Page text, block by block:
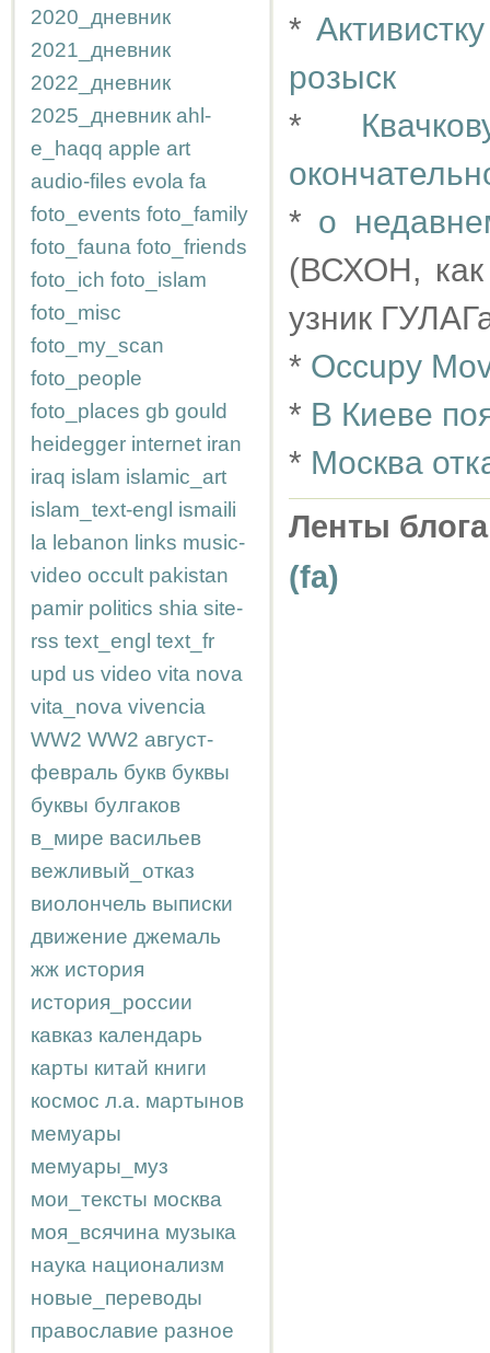
2020_дневник
2021_дневник
2022_дневник
2025_дневник ahl-
e_haqq apple art
audio-files evola fa
foto_events foto_family
foto_fauna foto_friends
foto_ich foto_islam
foto_misc
foto_my_scan
foto_people
foto_places gb gould
heidegger internet iran
iraq islam islamic_art
islam_text-engl ismaili
la lebanon links music-
video occult pakistan
pamir politics shia site-
rss text_engl text_fr
upd us video vita nova
vita_nova vivencia
WW2 WW2 август-
февраль букв буквы
буквы булгаков
в_мире васильев
вежливый_отказ
виолончель выписки
движение джемаль
жж история
история_россии
кавказ календарь
карты китай книги
космос л.а. мартынов
мемуары
мемуары_муз
мои_тексты москва
моя_всячина музыка
наука национализм
новые_переводы
православие разное
*
розыск
*
* о
(ВСХОН, как
узник
* Occupy
* В Киеве
* Москва
Ленты
(fa)